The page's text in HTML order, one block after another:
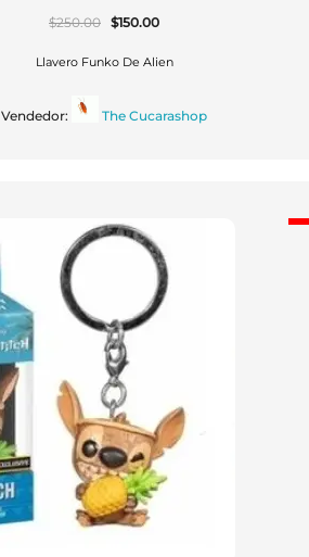
$250.00 El
Precio
Era:
$150.00El
Es:
Llavero Funko De Alien
Vendedor: The Cucarashop